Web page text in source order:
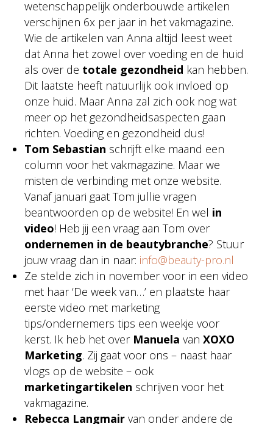
wetenschappelijk onderbouwde artikelen
verschijnen 6x per jaar in het vakmagazine.
Wie de artikelen van Anna altijd leest weet
dat Anna het zowel over voeding en de huid
als over de totale gezondheid kan hebben.
Dit laatste heeft natuurlijk ook invloed op
onze huid. Maar Anna zal zich ook nog wat
meer op het gezondheidsaspecten gaan
richten. Voeding en gezondheid dus!
Tom Sebastian schrijft elke maand een
column voor het vakmagazine. Maar we
misten de verbinding met onze website.
Vanaf januari gaat Tom jullie vragen
beantwoorden op de website! En wel in
video! Heb jij een vraag aan Tom over
ondernemen in de beautybranche? Stuur
jouw vraag dan in naar: info@beauty-pro.nl
Ze stelde zich in november voor in een video
met haar ‘De week van…’ en plaatste haar
eerste video met marketing
tips/ondernemers tips een weekje voor
kerst. Ik heb het over Manuela van XOXO
Marketing. Zij gaat voor ons – naast haar
vlogs op de website – ook
marketingartikelen schrijven voor het
vakmagazine.
Rebecca Langmairvan onder andere de